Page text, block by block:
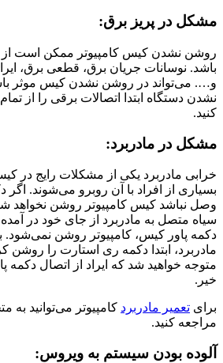
مشکل در پریز برق:
روشن نشدن کیس کامپیوتر ممکن است از
باشد. نوسانات جریان برق، قطعی برق،
و…. می‌تواند در روشن نشدن کیس موثر
نشدن دستگاه ابتدا اتصالات برقی را از
کنید.
مشکل در مادربرد:
خرابی مادربرد یکی از مشکلات رایج در
بسیاری از افراد با آن روبرو می‌شوند. اگر
وصل نباشد کیس کامپیوتر روشن نخواهد
سیاه متصل به مادربرد از جای خود در آمده
دکمه پاور کیس، کامپیوتر روشن نمی‌شود.
مادربرد، ابتدا دکمه ری استارت را روشن
متوجه خواهید شد که ایراد از اتصال دکمه
خیر.
برای تعمیر مادربرد کامپیوتر می‌توانید
مراجعه کنید.
آلوده بودن سیستم به ویروس: